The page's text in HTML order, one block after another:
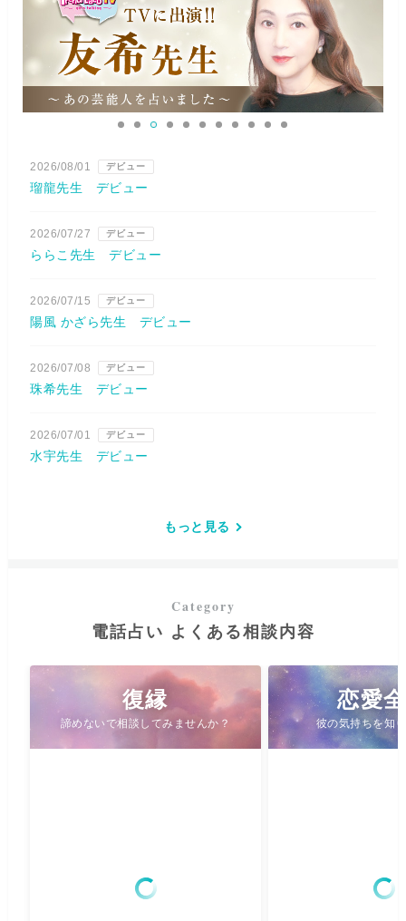
2026/08/01 デビュー
瑠龍先生 デビュー
2026/07/27 デビュー
ららこ先生 デビュー
2026/07/15 デビュー
陽風 かざら先生 デビュー
2026/07/08 デビュー
珠希先生 デビュー
2026/07/01 デビュー
水宇先生 デビュー
もっと見る
電話占い よくある相談内容
復縁
諦めないで相談してみませんか？
恋愛
彼の気持ちを知